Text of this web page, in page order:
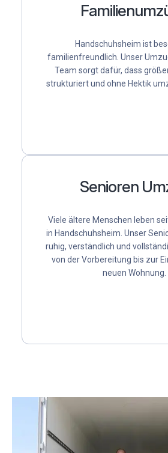
Handschuhsheim ist
familienfreundlich. Unser
Team sorgt dafür, dass
strukturiert und ohne Hektik
Senioren
Viele ältere Menschen leben
in Handschuhsheim. Unser
ruhig, verständlich und
von der Vorbereitung bis zur
neuen Wohnung.